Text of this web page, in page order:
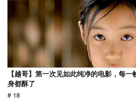
【越哥】第一次见如此纯净的电影，每
身都酥了
# 18